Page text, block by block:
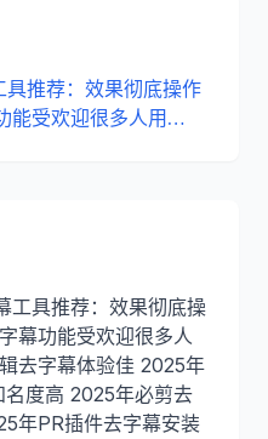
推荐：效果彻底操作
英文
工具推荐：效果彻底操
幕功能受欢迎很多人
去字幕体验佳 2025年
度高 2025年必剪去
年PR插件去字幕安装